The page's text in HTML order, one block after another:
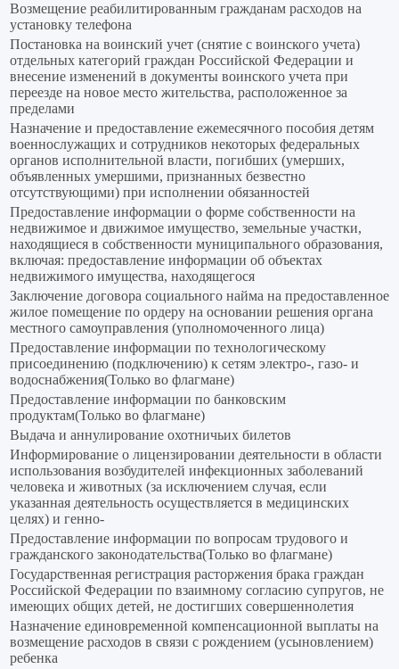
Возмещение реабилитированным гражданам расходов на
установку телефона
Постановка на воинский учет (снятие с воинского учета)
отдельных категорий граждан Российской Федерации и
внесение изменений в документы воинского учета при
переезде на новое место жительства, расположенное за
пределами
Назначение и предоставление ежемесячного пособия детям
военнослужащих и сотрудников некоторых федеральных
органов исполнительной власти, погибших (умерших,
объявленных умершими, признанных безвестно
отсутствующими) при исполнении обязанностей
Предоставление информации о форме собственности на
недвижимое и движимое имущество, земельные участки,
находящиеся в собственности муниципального образования,
включая: предоставление информации об объектах
недвижимого имущества, находящегося
Заключение договора социального найма на предоставленное
жилое помещение по ордеру на основании решения органа
местного самоуправления (уполномоченного лица)
Предоставление информации по технологическому
присоединению (подключению) к сетям электро-, газо- и
водоснабжения(Только во флагмане)
Предоставление информации по банковским
продуктам(Только во флагмане)
Выдача и аннулирование охотничьих билетов
Информирование о лицензировании деятельности в области
использования возбудителей инфекционных заболеваний
человека и животных (за исключением случая, если
указанная деятельность осуществляется в медицинских
целях) и генно-
Предоставление информации по вопросам трудового и
гражданского законодательства(Только во флагмане)
Государственная регистрация расторжения брака граждан
Российской Федерации по взаимному согласию супругов, не
имеющих общих детей, не достигших совершеннолетия
Назначение единовременной компенсационной выплаты на
возмещение расходов в связи с рождением (усыновлением)
ребенка